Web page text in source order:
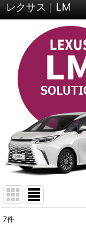
レクサス｜LM
7件